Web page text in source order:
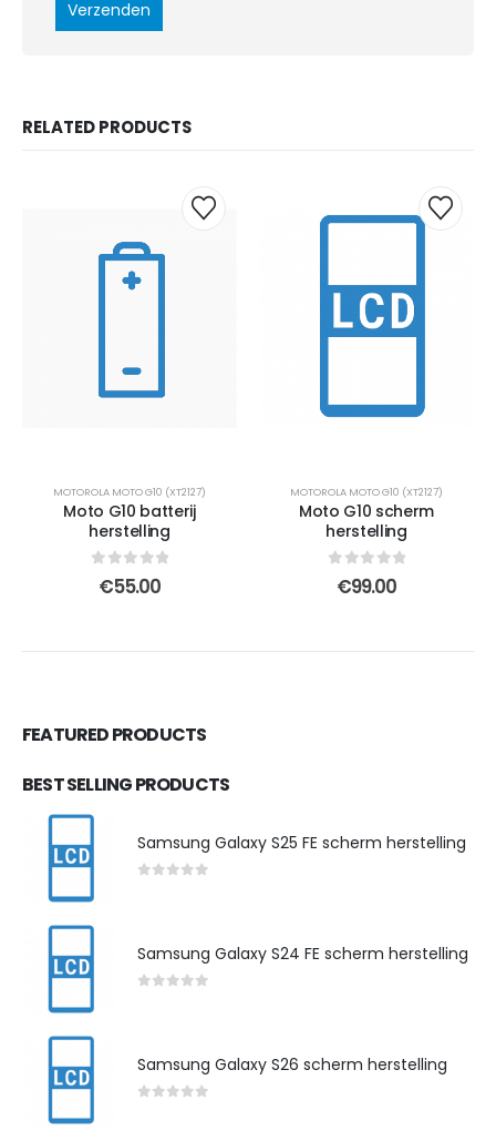
RELATED PRODUCTS
MOTOROLA MOTO G10 (XT2127)
Moto G10 batterij
herstelling
out of 5
€55.00
MOTOROLA MOTO G10 (XT2127)
Moto G10 scherm
herstelling
out of 5
€99.00
FEATURED PRODUCTS
BEST SELLING PRODUCTS
Samsung Galaxy S25 FE scherm herstelling
Samsung Galaxy S24 FE scherm herstelling
Samsung Galaxy S26 scherm herstelling